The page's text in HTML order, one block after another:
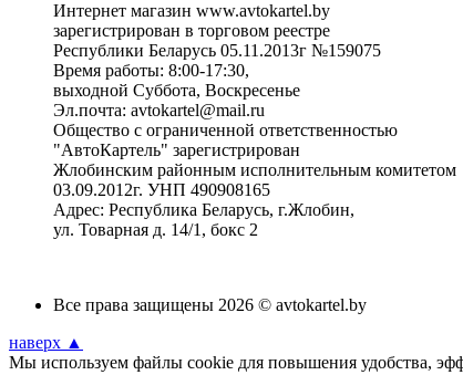
Интернет магазин www.avtokartel.by
зарегистрирован в торговом реестре
Республики Беларусь 05.11.2013г №159075
Время работы: 8:00-17:30,
выходной Суббота, Воскресенье
Эл.почта: avtokartel@mail.ru
Общество с ограниченной ответственностью
"АвтоКартель" зарегистрирован
Жлобинским районным исполнительным комитетом
03.09.2012г. УНП 490908165
Адрес: Республика Беларусь, г.Жлобин,
ул. Товарная д. 14/1, бокс 2
Все права защищены 2026 © avtokartel.by
наверх ▲
Мы используем файлы cookie для повышения удобства,